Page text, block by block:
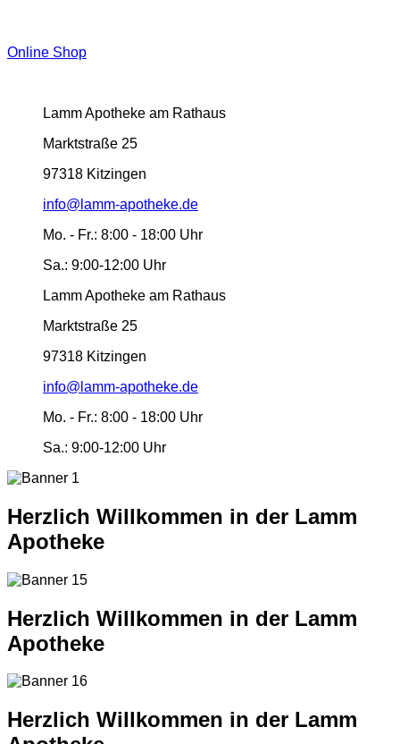
Online Shop
Lamm Apotheke am Rathaus
Marktstraße 25
97318 Kitzingen
info@lamm-apotheke.de
Mo. - Fr.: 8:00 - 18:00 Uhr
Sa.: 9:00-12:00 Uhr
Lamm Apotheke am Rathaus
Marktstraße 25
97318 Kitzingen
info@lamm-apotheke.de
Mo. - Fr.: 8:00 - 18:00 Uhr
Sa.: 9:00-12:00 Uhr
Herzlich Willkommen in der Lamm
Apotheke
Herzlich Willkommen in der Lamm
Apotheke
Herzlich Willkommen in der Lamm